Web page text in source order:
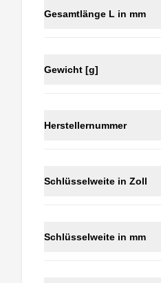
Gesamtlänge L in mm
Gewicht [g]
Herstellernummer
Schlüsselweite in Zoll
Schlüsselweite in mm